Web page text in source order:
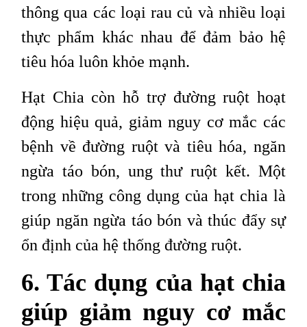
thông qua các loại rau củ và nhiều loại
thực phẩm khác nhau để đảm bảo hệ
tiêu hóa luôn khỏe mạnh.
Hạt Chia còn hỗ trợ đường ruột hoạt
động hiệu quả, giảm nguy cơ mắc các
bệnh về đường ruột và tiêu hóa, ngăn
ngừa táo bón, ung thư ruột kết. Một
trong những công dụng của hạt chia là
giúp ngăn ngừa táo bón và thúc đẩy sự
ổn định của hệ thống đường ruột.
6. Tác dụng của hạt chia
giúp giảm nguy cơ mắc